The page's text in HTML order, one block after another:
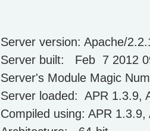
Server version: Apache/
Server built: Feb 7 2012
Server's Module Magic
Server loaded: APR 1.3.9,
Compiled using: APR 1.3.9,